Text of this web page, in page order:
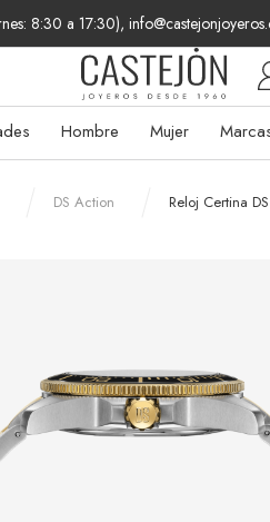
8:30 a 17:30),
Hombre Mujer
DS Action Reloj Certina